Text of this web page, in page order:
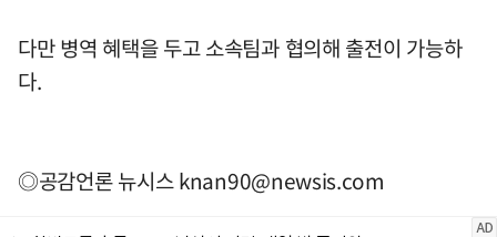
다만 병역 혜택을 두고 소속팀과 협의해 출전이 가능하
다.
◎공감언론 뉴시스knan90@newsis.com